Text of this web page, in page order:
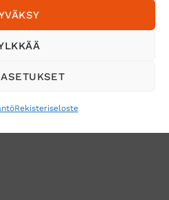
ASETUKSET
Rekisteriseloste